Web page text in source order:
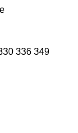
336 349